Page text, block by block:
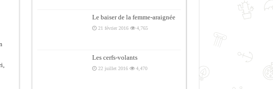
Le baiser de la femme-araignée
21 février 2016 4,765
Les cerfs-volants
22 juillet 2016 4,470